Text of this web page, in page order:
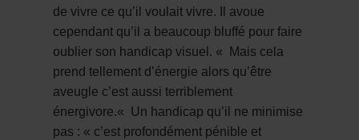
de vivre ce qu’il voulait vivre. Il avoue
cependant qu’il a beaucoup bluffé pour faire
oublier son handicap visuel. «
Mais cela
prend tellement d’énergie alors qu’être
aveugle c’est aussi terriblement
énergivore.« Un handicap qu’il ne minimise
pas : « c’est profondément pénible et